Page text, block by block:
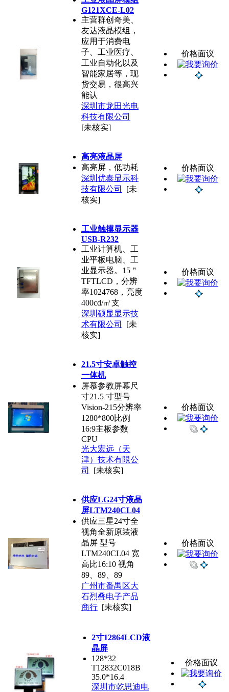
G121XCE-L02
主营群创奇美、
友达液晶模组，
应用于消费电
子、工业医疗、
工业自动化以及
智能家居等，现
货交易，很高兴
能认
深圳市龙田光电
科技有限公司
[未核实]
价格面议
高亮液晶屏
高亮屏，低功耗
深圳优泰显示科
技有限公司
[未
核实]
价格面议
工业触摸显示器
USB-R232
工业计算机、工
业平板电脑、工
业显示器。15＂
TFTLCD，分辨
率1024768，亮度
400cd/㎡支
深圳硕显显示技
术有限公司
[未
核实]
价格面议
21.5寸安卓触控
一体机
屏慕参教屏幕尺
寸21.5 寸型号
Vision-215分辨率
1280*800比例
16:9主板参数
CPU
光大宏远（天
津）技术有限公
司
[未核实]
价格面议
供应LG24寸液晶
屏LTM240CL04
供应三星24寸全
视角全新原装液
晶屏 型号
LTM240CL04 宽
高比16:10 视角
89、89、89
广州市番禺区大
石烈叠电子产品
商行 [未核实]
价格面议
2寸12864LCD液
晶屏
128*32
T12832C018B
35.0*16.4
深圳市乾思迪电
价格面议